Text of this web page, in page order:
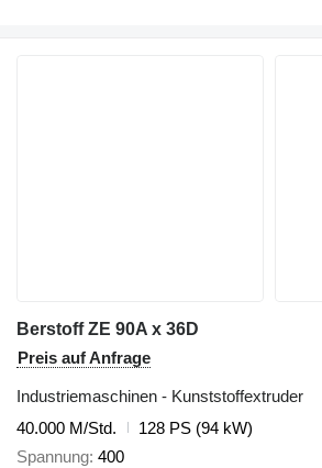
Berstoff ZE 90A x 36D
Preis auf Anfrage
Industriemaschinen - Kunststoffextruder
40.000 M/Std.
128 PS (94 kW)
Spannung 400